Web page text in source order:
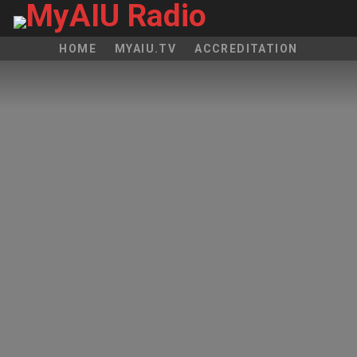
HOME MYAIU.TV ACCREDITATION